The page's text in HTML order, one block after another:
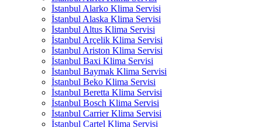
İstanbul Alarko Klima Servisi
İstanbul Alaska Klima Servisi
İstanbul Altus Klima Servisi
İstanbul Arçelik Klima Servisi
İstanbul Ariston Klima Servisi
İstanbul Baxi Klima Servisi
İstanbul Baymak Klima Servisi
İstanbul Beko Klima Servisi
İstanbul Beretta Klima Servisi
İstanbul Bosch Klima Servisi
İstanbul Carrier Klima Servisi
İstanbul Cartel Klima Servisi